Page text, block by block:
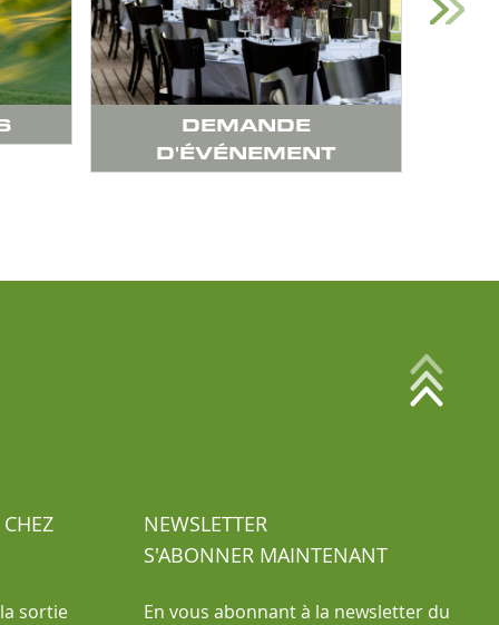
DEMANDE
D'ÉVÉNEMENT
sortie
NEWSLETTER
S'ABONNER MAINTENANT
En vous abonnant à la newsletter du